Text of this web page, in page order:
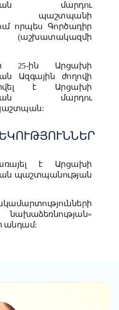
մարդու
պաշտպանի
որպես Գործադիր
25-ին Արցախի
Ազգային ժողովի
է Արցախի
մարդու
է Արցախի
պաշտպանության
անդամ: